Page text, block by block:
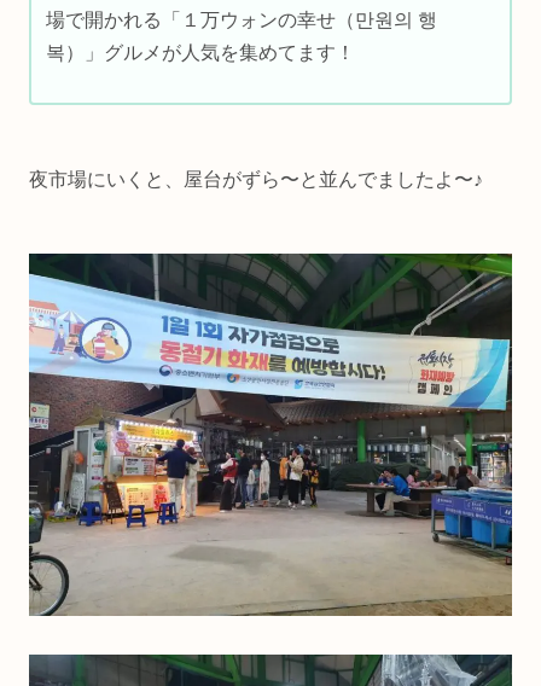
場で開かれる「１万ウォンの幸せ（만원의 행
복）」グルメが人気を集めてます！
夜市場にいくと、屋台がずら〜と並んでましたよ〜♪